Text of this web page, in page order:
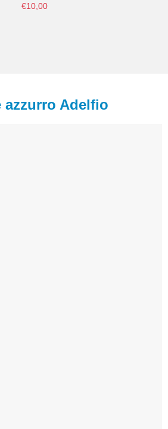
€10,00
azzurro Adelfio